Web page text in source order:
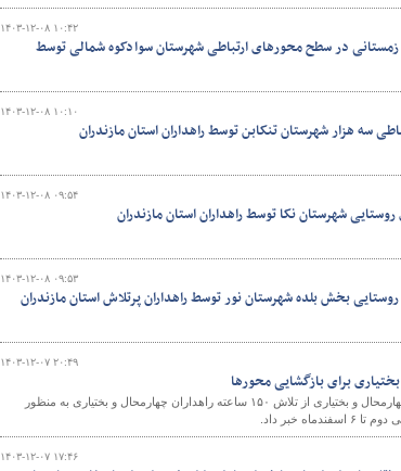
۱۴۰۳-۱۲-۰۸ ۱۰:۴۲
در سطح محورهای ارتباطی شهرستان سوادکوه شمالی توسط
۱۴۰۳-۱۲-۰۸ ۱۰:۱۰
سه هزار شهرستان تنکابن توسط راهداران استان مازندران
۱۴۰۳-۱۲-۰۸ ۰۹:۵۴
شهرستان نکا توسط راهداران استان مازندران
۱۴۰۳-۱۲-۰۸ ۰۹:۵۳
بخش بلده شهرستان نور توسط راهداران پرتلاش استان مازندران
۱۴۰۳-۱۲-۰۷ ۲۰:۴۹
سرپرست اداره‌کل راهداری و حمل و نقل جاده‌ای چهارمحال و بختیاری از تلاش ۱۵۰ ساعته راهداران چهارمحال و بختیاری به منظور
خبر داد.
۱۴۰۳-۱۲-۰۷ ۱۷:۴۶